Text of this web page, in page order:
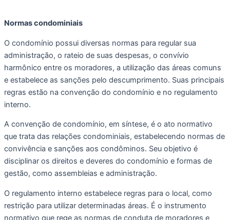
Normas condominiais
O condomínio possui diversas normas para regular sua
administração, o rateio de suas despesas, o convívio
harmônico entre os moradores, a utilização das áreas comuns
e estabelece as sanções pelo descumprimento. Suas principais
regras estão na convenção do condomínio e no regulamento
interno.
A convenção de condomínio, em síntese, é o ato normativo
que trata das relações condominiais, estabelecendo normas de
convivência e sanções aos condôminos. Seu objetivo é
disciplinar os direitos e deveres do condomínio e formas de
gestão, como assembleias e administração.
O regulamento interno estabelece regras para o local, como
restrição para utilizar determinadas áreas. É o instrumento
normativo que rege as normas de conduta de moradores e